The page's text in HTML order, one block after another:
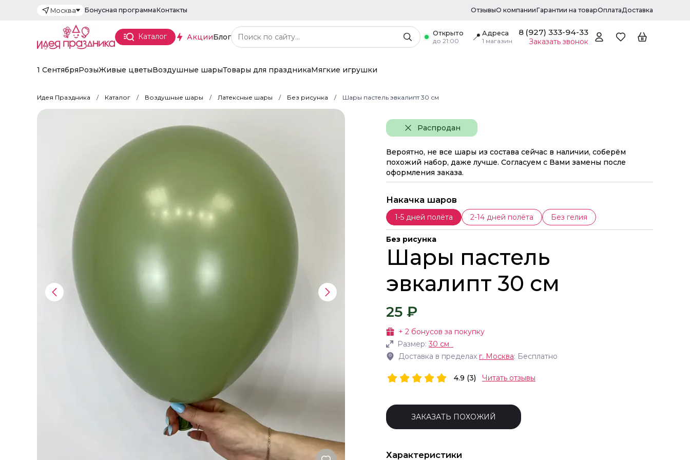
Москва Бонусная программаКонтакты ОтзывыО компанииГарантии на товарОплатаДоставка
Каталог АкцииБлог
Открыто
до 21:00
📍 Адреса
1 магазин
8 (927) 333-94-33
Заказать звонок
1 СентябряРозыЖивые цветыВоздушные шарыТовары для праздникаМягкие игрушки
Идея Праздника Каталог Воздушные шары Латексные шары Без рисунка Шары пастель эвкалипт 30 см
Распродан
Вероятно, не все шары из состава сейчас в наличии, соберём
похожий набор, даже лучше. Согласуем с Вами замены после
оформления заказа.
Накачка шаров
1-5 дней полёта 2-14 дней полёта Без гелия
Без рисунка
Шары пастель
эвкалипт 30 см
25 ₽
+ 2 бонусов за покупку
Размер:30 см
Доставка в пределах г. Москва: Бесплатно
4.9 (3) Читать отзывы
ЗАКАЗАТЬ ПОХОЖИЙ
Характеристики